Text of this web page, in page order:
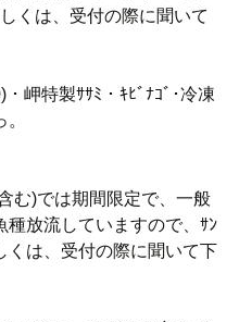
くは、受付の際に聞いて
岬特製ｻｻﾐ・ｷﾋﾞﾅｺﾞ･冷凍
む)では期間限定で、一般
種放流していますので、ｻﾝ
くは、受付の際に聞いて下